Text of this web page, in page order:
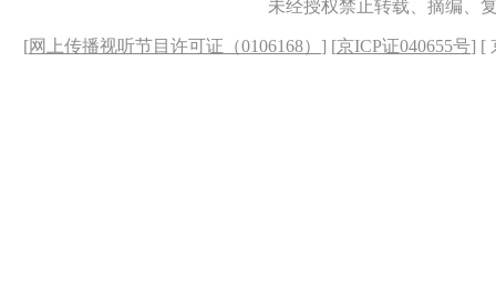
未经授权禁止转载、摘编、
[网上传播视听节目许可证（0106168） ] [京ICP证040655号] [